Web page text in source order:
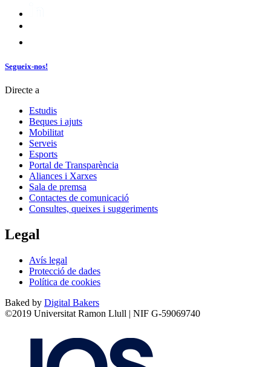
Segueix-nos!
Directe a
Estudis
Beques i ajuts
Mobilitat
Serveis
Esports
Portal de Transparència
Aliances i Xarxes
Sala de premsa
Contactes de comunicació
Consultes, queixes i suggeriments
Legal
Avís legal
Protecció de dades
Política de cookies
Baked by Digital Bakers
©2019 Universitat Ramon Llull | NIF G-59069740